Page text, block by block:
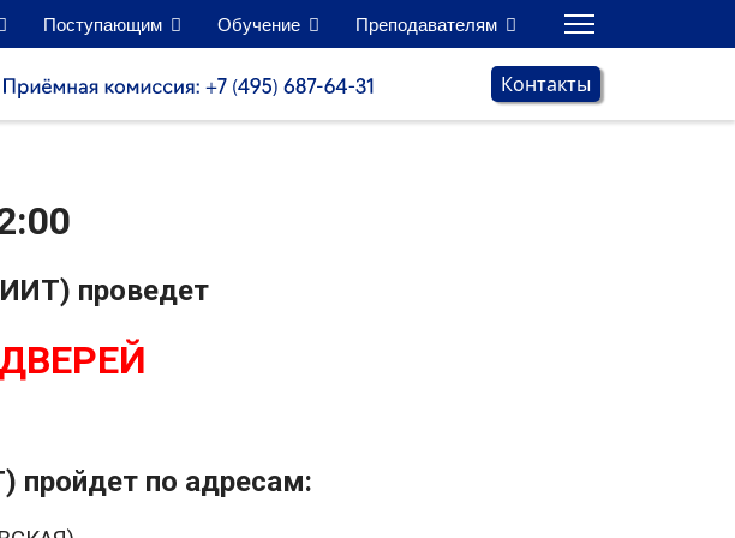
Поступающим Обучение Преподавателям
Контакты
проведет
по адресам: